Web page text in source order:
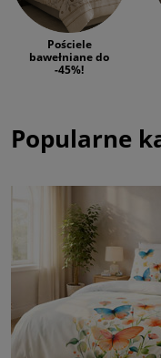
Pościele
bawełniane do
-45%!
Popularne